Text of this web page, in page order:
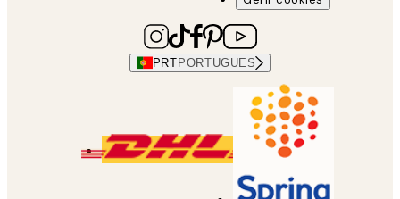
PRT PORTUGUES